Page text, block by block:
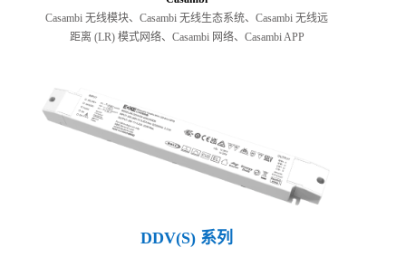
Casambi 无线模块、Casambi 无线生态系统、Casambi 无线远
距离 (LR) 模式网络、Casambi 网络、Casambi APP
DDV(S) 系列